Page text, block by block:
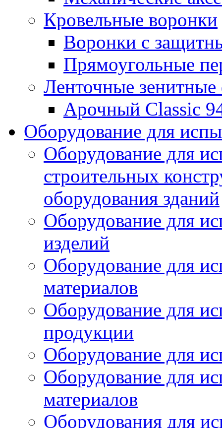
Кровельные воронки
Воронки с
Прямоугольные
Ленточные
Арочный Classic
Оборудование для
Оборудование для
строительных
оборудования зданий
Оборудование для
изделий
Оборудование для
материалов
Оборудование для
продукции
Оборудование для
Оборудование для
материалов
Оборудования для